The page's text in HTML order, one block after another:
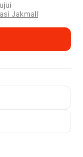
Jakmall